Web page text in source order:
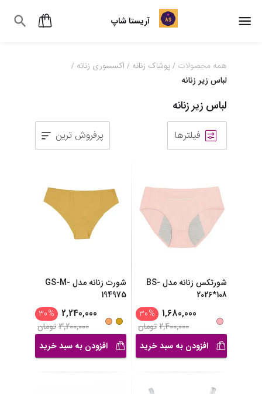
آریستا شاپ
همه محصولات / پوشاک زنانه / اکسسوری زنانه /
لباس زیر زنانه
لباس زیر زنانه
فیلترها پرفروش ترین
شورتکس زنانه مدل BS-
2026*108
1,680,000
%
30
2,400,000تومان
افزودن به سبد خرید
شورت زنانه مدل GS-M-
194975
2,240,000
%
30
3,200,000تومان
افزودن به سبد خرید